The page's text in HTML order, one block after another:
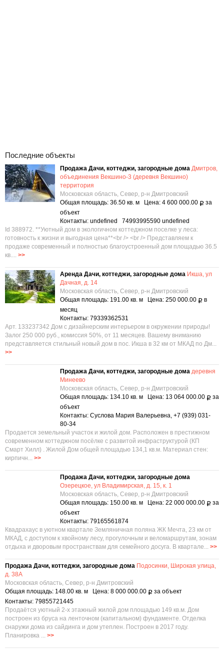
Последние объекты
Продажа Дачи, коттеджи, загородные дома Дмитров,
объединения Векшино-3 (деревня Векшино)
территория
Московская область, Север, р-н Дмитровский
Общая площадь: 36.50 кв. м Цена: 4 600 000.00 Р за
объект
Контакты: undefined 74993995590 undefined
Id 388972. **Уютный дом в экологичном коттеджном поселке у леса:
готовность к жизни и выгодная цена**<br /> <br /> Представляем к
продаже современный и полностью благоустроенный дом площадью 36.5
кв.... >>
Аренда Дачи, коттеджи, загородные дома Икша, ул
Дачная, д. 14
Московская область, Север, р-н Дмитровский
Общая площадь: 191.00 кв. м Цена: 250 000.00 Р в
месяц
Контакты: 79339362531
Арт. 133237342 Дом с дизайнерским интерьером в окружении природы!
Залог 250 000 руб., комиссия 50%, от 11 месяцев. Вашему вниманию
представляется стильный новый дом в пос. Икша в 32 км от МКАД по Дм...
>>
Продажа Дачи, коттеджи, загородные дома деревня
Минеево
Московская область, Север, р-н Дмитровский
Общая площадь: 134.10 кв. м Цена: 13 064 000.00 Р за
объект
Контакты: Суслова Мария Валерьевна, +7 (939) 031-
80-34
Продается земельный участок и жилой дом. Расположен в престижном
современном коттеджном посёлке с развитой инфраструктурой (КП
Смарт Хилл) . Жилой Дом общей площадью 134,1 кв.м. Материал стен:
кирпичн... >>
Продажа Дачи, коттеджи, загородные дома
Озерецкое, ул Владимирская, д. 15, к. 1
Московская область, Север, р-н Дмитровский
Общая площадь: 150.00 кв. м Цена: 22 000 000.00 Р за
объект
Контакты: 79165561874
Квадрахаус в уютном квартале Земляничная поляна ЖК Мечта, 23 км от
МКАД, с доступом к хвойному лесу, прогулочным и веломаршрутам, зонам
отдыха и дворовым пространствам для семейного досуга. В квартале... >>
Продажа Дачи, коттеджи, загородные дома Подосинки, Широкая улица,
д. 38А
Московская область, Север, р-н Дмитровский
Общая площадь: 148.00 кв. м Цена: 8 000 000.00 Р за объект
Контакты: 79855721445
Продаётся уютный 2-х этажный жилой дом площадью 149 кв.м. Дом
построен из бруса на лентoчнoм (капитальном) фундаменте. Отделка
снаружи дома из сайдинга и дом утеплен. Построен в 2017 году.
Планировка ... >>